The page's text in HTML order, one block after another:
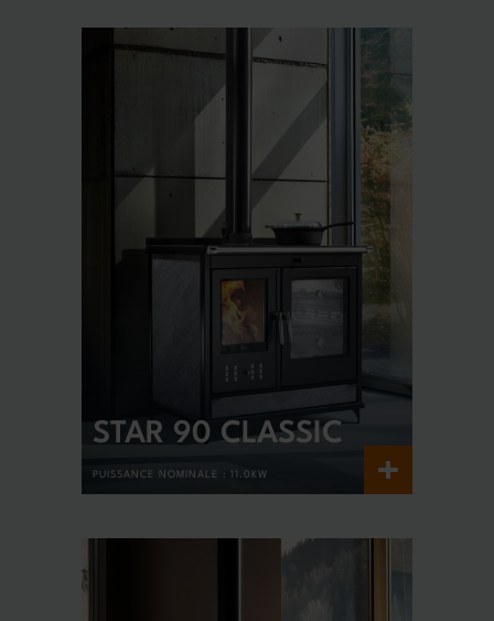
STAR 90 CLASSIC
PUISSANCE NOMINALE : 11.0KW +